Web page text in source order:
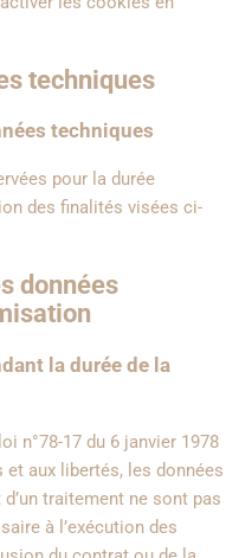
techniques
techniques
pour la durée
des finalités visées ci-
données
la durée de la
n°78-17 du 6 janvier 1978
et aux libertés, les données
traitement ne sont pas
à l’exécution des